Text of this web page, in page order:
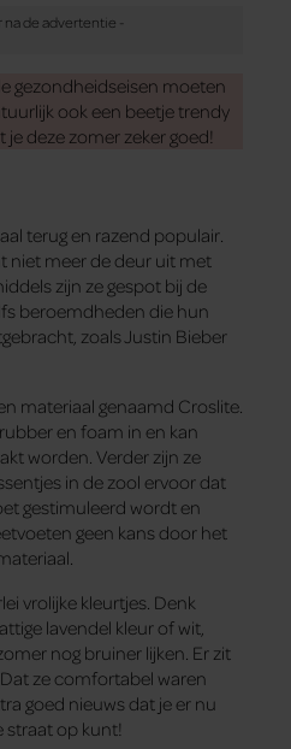
gezondheidseisen moeten
ook een beetje trendy
je deze zomer zeker goed!
terug en razend populair.
niet meer de deur uit met
zijn ze gespot bij de
beroemdheden die hun
zoals Justin Bieber
materiaal genaamd Croslite.
en foam in en kan
worden. Verder zijn ze
in de zool ervoor dat
gestimuleerd wordt en
geen kans door het
vrolijke kleurtjes. Denk
lavendel kleur of wit,
nog bruiner lijken. Er zit
ze comfortabel waren
goed nieuws dat je er nu
straat op kunt!